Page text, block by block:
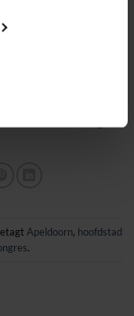
Apeldoorn, hoofdstad
.